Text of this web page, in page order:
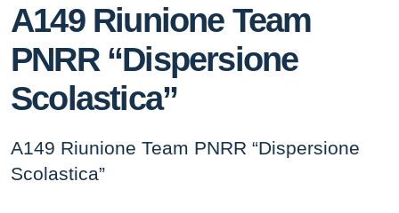
A149 Riunione Team
PNRR “Dispersione
Scolastica”
A149 Riunione Team PNRR “Dispersione
Scolastica”